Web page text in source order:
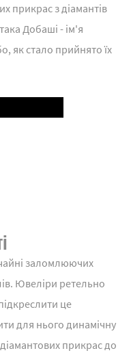
прикрас з діамантів
Добаші - ім'я
як стало прийнято їх
заломлюючих
Ювеліри ретельно
це
для нього динамічну
прикрас до